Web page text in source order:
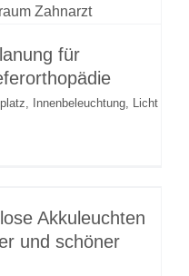
und
für
Innenbeleuchtung,
Licht
machen
Innenbeleuchtung
Akkuleuchten
und schöner